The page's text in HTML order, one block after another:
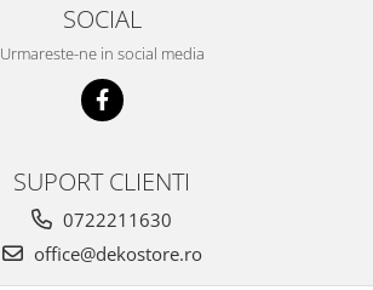
SOCIAL
Urmareste-ne in social media
SUPORT CLIENTI
0722211630
office@dekostore.ro